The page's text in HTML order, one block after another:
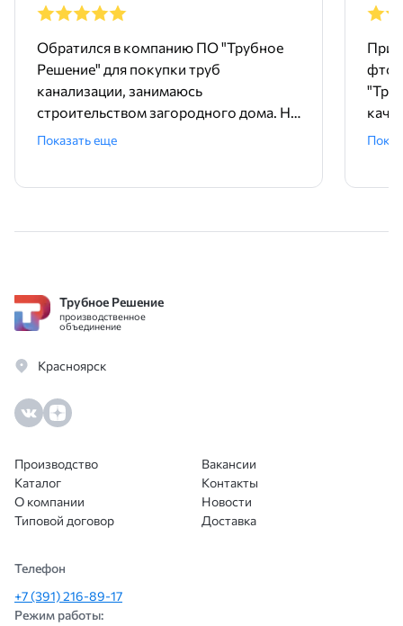
Обратился в компанию ПО "Трубное
Решение" для покупки труб
канализации, занимаюсь
строительством загородного дома. На
сайте оставил заявку, менеджер Мария
Показать еще
Трубное Решение
производственное
объединение
Красноярск
Производство
Каталог
О компании
Типовой договор
Вакансии
Контакты
Новости
Доставка
Телефон
+7 (391) 216-89-17
Режим работы: